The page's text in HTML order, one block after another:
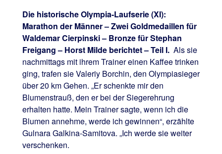
Die historische Olympia-Laufserie (XI):
Marathon der Männer – Zwei Goldmedaillen für
Waldemar Cierpinski – Bronze für Stephan
Freigang – Horst Milde berichtet – Teil I. Als sie
nachmittags mit ihrem Trainer einen Kaffee trinken
ging, trafen sie Valeriy Borchin, den Olympiasieger
über 20 km Gehen. „Er schenkte mir den
Blumenstrauß, den er bei der Siegerehrung
erhalten hatte. Mein Trainer sagte, wenn ich die
Blumen annehme, werde ich gewinnen“, erzählte
Gulnara Galkina-Samitova. „Ich werde sie weiter
verschenken.